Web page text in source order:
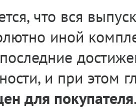
что вся
иной
и при этом
для покупателя